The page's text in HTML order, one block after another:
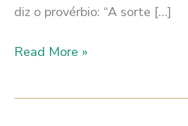
diz o provérbio: “A sorte […]
QUÃO
Read More »